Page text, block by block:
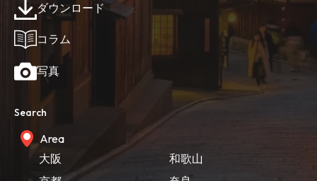
ダウンロード
コラム
写真
Search
Area
大阪
和歌山